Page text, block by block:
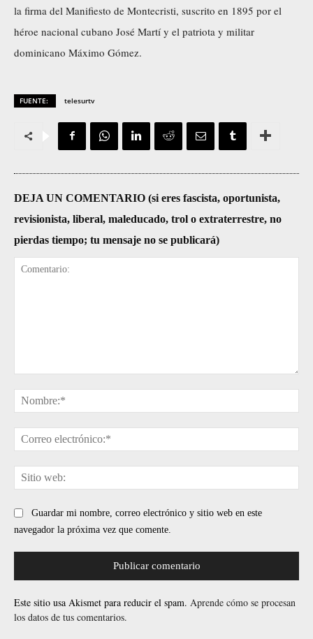
la firma del Manifiesto de Montecristi, suscrito en 1895 por el
héroe nacional cubano José Martí y el patriota y militar
dominicano Máximo Gómez.
FUENTE: telesurtv
DEJA UN COMENTARIO (si eres fascista, oportunista,
revisionista, liberal, maleducado, trol o extraterrestre, no
pierdas tiempo; tu mensaje no se publicará)
Guardar mi nombre, correo electrónico y sitio web en este
navegador la próxima vez que comente.
Este sitio usa Akismet para reducir el spam. Aprende cómo se procesan
los datos de tus comentarios.